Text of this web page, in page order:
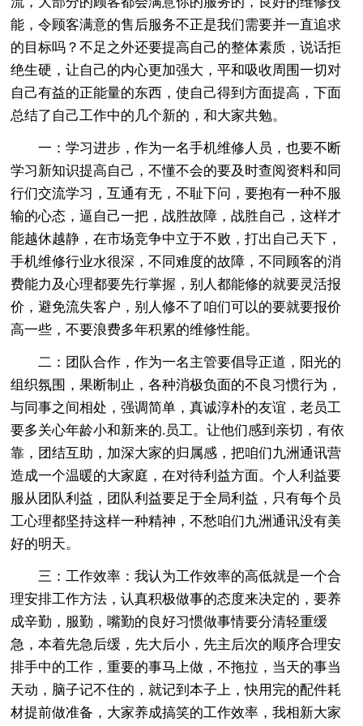
能，令顾客满意的售后服务不正是我们需要并一直追求
的目标吗？不足之外还要提高自己的整体素质，说话拒
绝生硬，让自己的内心更加强大，平和吸收周围一切对
自己有益的正能量的东西，使自己得到方面提高，下面
总结了自己工作中的几个新的，和大家共勉。
一：学习进步，作为一名手机维修人员，也要不断
学习新知识提高自己，不懂不会的要及时查阅资料和同
行们交流学习，互通有无，不耻下问，要抱有一种不服
输的心态，逼自己一把，战胜故障，战胜自己，这样才
能越休越静，在市场竞争中立于不败，打出自己天下，
手机维修行业水很深，不同难度的故障，不同顾客的消
费能力及心理都要先行掌握，别人都能修的就要灵活报
价，避免流失客户，别人修不了咱们可以的要就要报价
高一些，不要浪费多年积累的维修性能。
二：团队合作，作为一名主管要倡导正道，阳光的
组织氛围，果断制止，各种消极负面的不良习惯行为，
与同事之间相处，强调简单，真诚淳朴的友谊，老员工
要多关心年龄小和新来的.员工。让他们感到亲切，有依
靠，团结互助，加深大家的归属感，把咱们九洲通讯营
造成一个温暖的大家庭，在对待利益方面。个人利益要
服从团队利益，团队利益要足于全局利益，只有每个员
工心理都坚持这样一种精神，不愁咱们九洲通讯没有美
好的明天。
三：工作效率：我认为工作效率的高低就是一个合
理安排工作方法，认真积极做事的态度来决定的，要养
成辛勤，服勤，嘴勤的良好习惯做事情要分清轻重缓
急，本着先急后缓，先大后小，先主后次的顺序合理安
排手中的工作，重要的事马上做，不拖拉，当天的事当
天动，脑子记不住的，就记到本子上，快用完的配件耗
材提前做准备，大家养成搞笑的工作效率，我相新大家